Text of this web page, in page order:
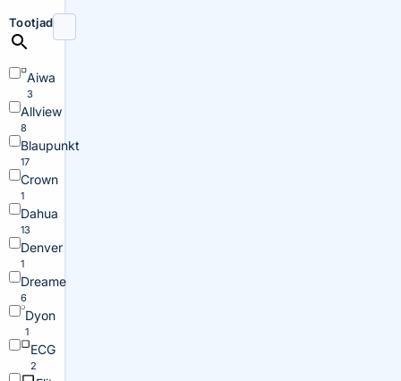
Tootjad
Aiwa
3
Allview
8
Blaupunkt
17
Crown
1
Dahua
13
Denver
1
Dreame
6
Dyon
1
ECG
2